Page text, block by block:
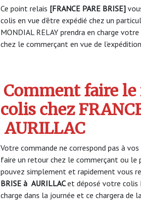
Ce point relais [FRANCE PARE BRISE]
colis en vue d’être expédié chez un
MONDIAL RELAY prendra en charge
chez le commerçant en vue de
Comment faire le
colis chez
AURILLAC
Votre commande ne correspond pas à
faire un retour chez le commerçant ou le
pouvez simplement et rapidement vous
BRISE à AURILLACet déposé votre colis
charge dans la journée et ce chargera de